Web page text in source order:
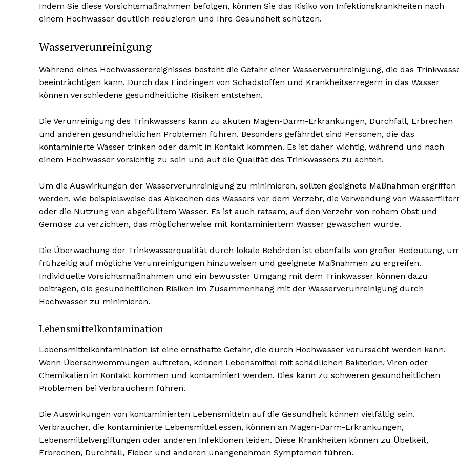
Indem Sie diese Vorsichtsmaßnahmen befolgen, können Sie das Risiko von Infektionskrankheiten nach
einem Hochwasser deutlich reduzieren und Ihre Gesundheit schützen.
Wasserverunreinigung
Während eines Hochwasserereignisses besteht die Gefahr einer Wasserverunreinigung, die das
beeinträchtigen kann. Durch das Eindringen von Schadstoffen und Krankheitserregern in das Wasser
können verschiedene gesundheitliche Risiken entstehen.
Die Verunreinigung des Trinkwassers kann zu akuten Magen-Darm-Erkrankungen, Durchfall, Erbrechen
und anderen gesundheitlichen Problemen führen. Besonders gefährdet sind Personen, die das
kontaminierte Wasser trinken oder damit in Kontakt kommen. Es ist daher wichtig, während und nach
einem Hochwasser vorsichtig zu sein und auf die Qualität des Trinkwassers zu achten.
Um die Auswirkungen der Wasserverunreinigung zu minimieren, sollten geeignete Maßnahmen ergriffen
werden, wie beispielsweise das Abkochen des Wassers vor dem Verzehr, die Verwendung von
oder die Nutzung von abgefülltem Wasser. Es ist auch ratsam, auf den Verzehr von rohem Obst und
Gemüse zu verzichten, das möglicherweise mit kontaminiertem Wasser gewaschen wurde.
Die Überwachung der Trinkwasserqualität durch lokale Behörden ist ebenfalls von großer Bedeutung,
frühzeitig auf mögliche Verunreinigungen hinzuweisen und geeignete Maßnahmen zu ergreifen.
Individuelle Vorsichtsmaßnahmen und ein bewusster Umgang mit dem Trinkwasser können dazu
beitragen, die gesundheitlichen Risiken im Zusammenhang mit der Wasserverunreinigung durch
Hochwasser zu minimieren.
Lebensmittelkontamination
Lebensmittelkontamination ist eine ernsthafte Gefahr, die durch Hochwasser verursacht werden kann.
Wenn Überschwemmungen auftreten, können Lebensmittel mit schädlichen Bakterien, Viren oder
Chemikalien in Kontakt kommen und kontaminiert werden. Dies kann zu schweren gesundheitlichen
Problemen bei Verbrauchern führen.
Die Auswirkungen von kontaminierten Lebensmitteln auf die Gesundheit können vielfältig sein.
Verbraucher, die kontaminierte Lebensmittel essen, können an Magen-Darm-Erkrankungen,
Lebensmittelvergiftungen oder anderen Infektionen leiden. Diese Krankheiten können zu Übelkeit,
Erbrechen, Durchfall, Fieber und anderen unangenehmen Symptomen führen.